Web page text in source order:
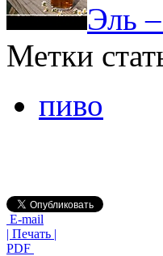
Эль
Метки
пиво
E-mail
| Печать |
PDF